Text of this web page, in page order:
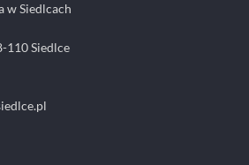
w Siedlcach
110 Siedlce